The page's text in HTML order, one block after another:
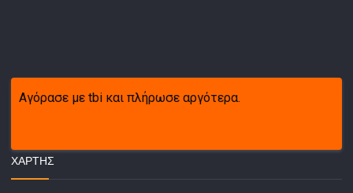
Αγόρασε με tbi και πλήρωσε αργότερα.
ΧΆΡΤΗΣ